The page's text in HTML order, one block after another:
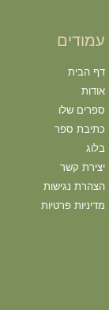
עמודים
דף הבית
אודות
ספרים שלו
כתיבת ספר
בלוג
יצירת קשר
הצהרת נגישות
מדיניות פרטיות